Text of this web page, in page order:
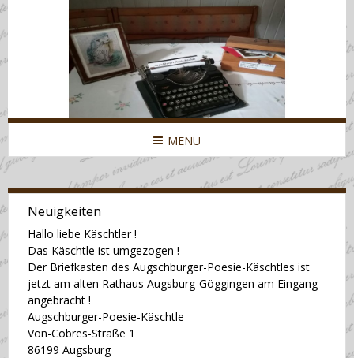
MENU
Neuigkeiten
Hallo liebe Käschtler !
Das Käschtle ist umgezogen !
Der Briefkasten des Augschburger-Poesie-Käschtles ist
jetzt am alten Rathaus Augsburg-Göggingen am Eingang
angebracht !
Augschburger-Poesie-Käschtle
Von-Cobres-Straße 1
86199 Augsburg